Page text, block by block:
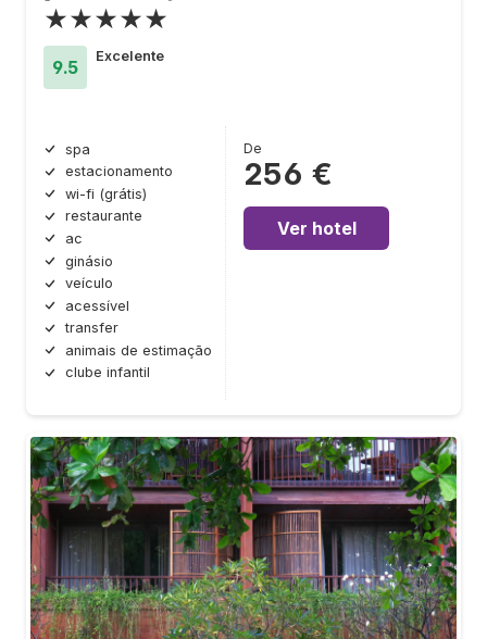
★★★★★
9.5
Excelente
spa
estacionamento
wi-fi (grátis)
restaurante
ac
ginásio
veículo
acessível
transfer
animais de estimação
clube infantil
De
256 €
Ver hotel